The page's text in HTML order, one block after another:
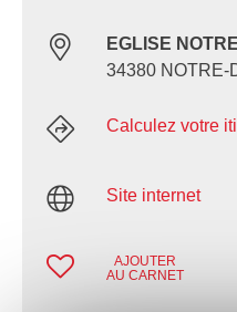
EGLISE
34380 NOTRE-
Calculez votre
Site internet
AJOUTER
AU CARNET